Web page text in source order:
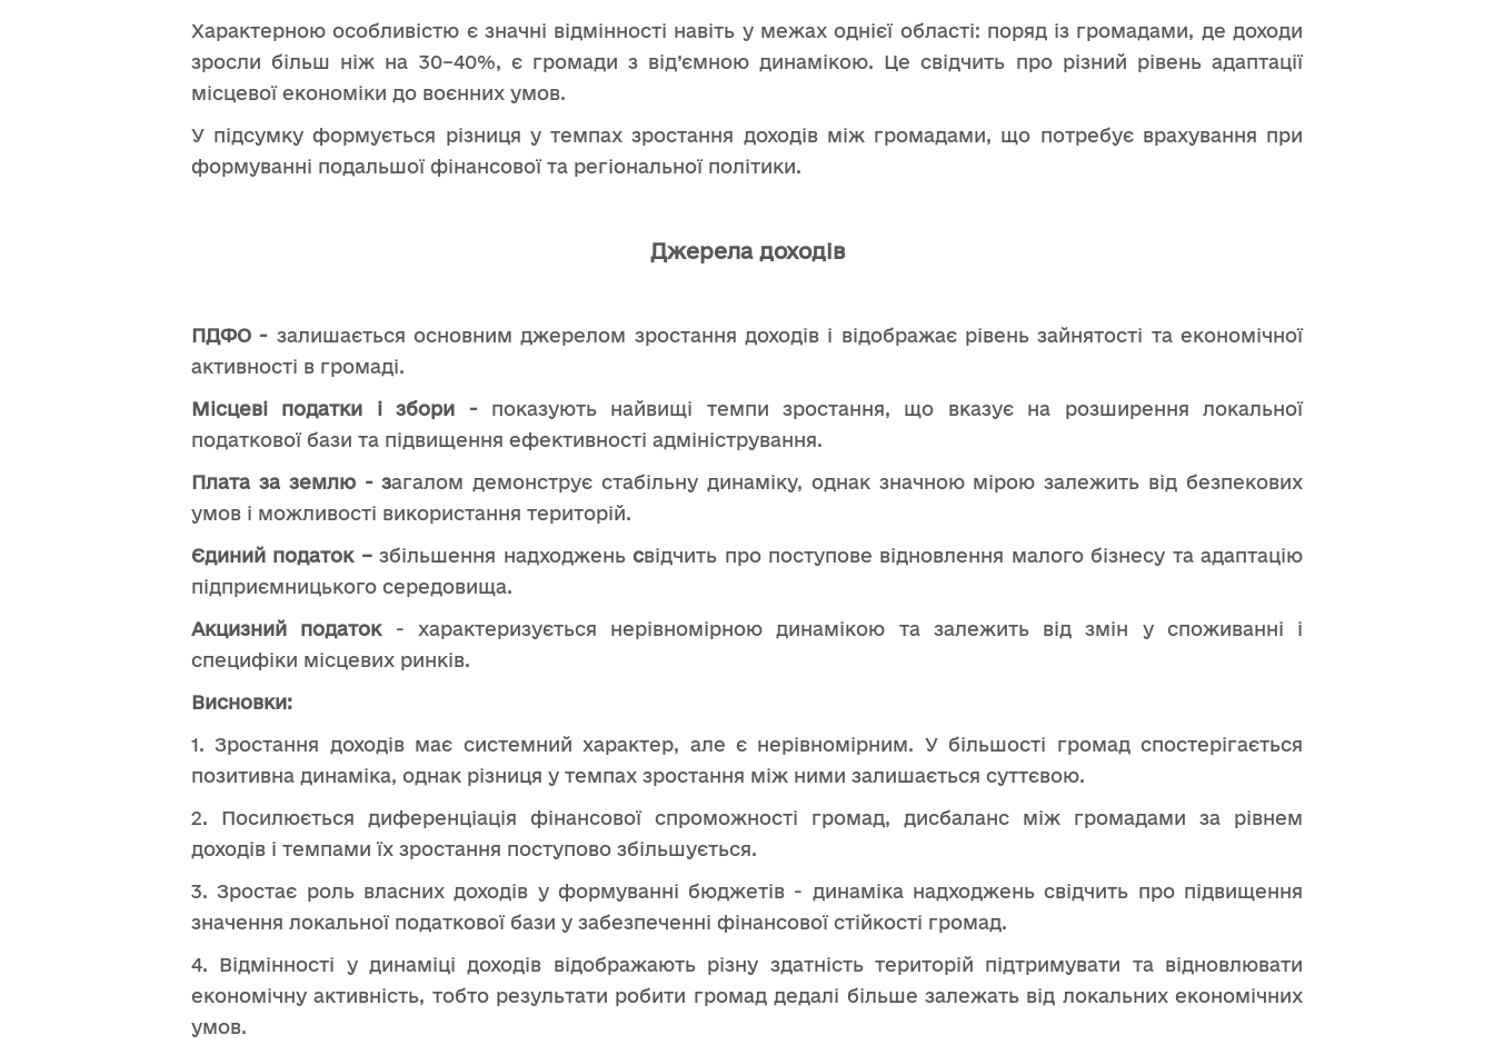
Характерною особливістю є значні відмінності навіть у межах однієї області: поряд із громадами, де доходи
зросли більш ніж на 30–40%, є громади з від’ємною динамікою. Це свідчить про різний рівень адаптації
місцевої економіки до воєнних умов.
У підсумку формується різниця у темпах зростання доходів між громадами, що потребує врахування при
формуванні подальшої фінансової та регіональної політики.
Джерела доходів
ПДФО - залишається основним джерелом зростання доходів і відображає рівень зайнятості та економічної
активності в громаді.
Місцеві податки і збори - показують найвищі темпи зростання, що вказує на розширення локальної
податкової бази та підвищення ефективності адміністрування.
Плата за землю - загалом демонструє стабільну динаміку, однак значною мірою залежить від безпекових
умов і можливості використання територій.
Єдиний податок –збільшення надходженьсвідчить про поступове відновлення малого бізнесу та адаптацію
підприємницького середовища.
Акцизний податок - характеризується нерівномірною динамікою та залежить від змін у споживанні і
специфіки місцевих ринків.
Висновки:
1. Зростання доходів має системний характер, але є нерівномірним. У більшості громад спостерігається
позитивна динаміка, однак різниця у темпах зростання між ними залишається суттєвою.
2. Посилюється диференціація фінансової спроможності громад, дисбаланс між громадами за рівнем
доходів і темпами їх зростання поступово збільшується.
3. Зростає роль власних доходів у формуванні бюджетів - динаміка надходжень свідчить про підвищення
значення локальної податкової бази у забезпеченні фінансової стійкості громад.
4. Відмінності у динаміці доходів відображають різну здатність територій підтримувати та відновлювати
економічну активність, тобто результати робити громад дедалі більше залежать від локальних економічних
умов.